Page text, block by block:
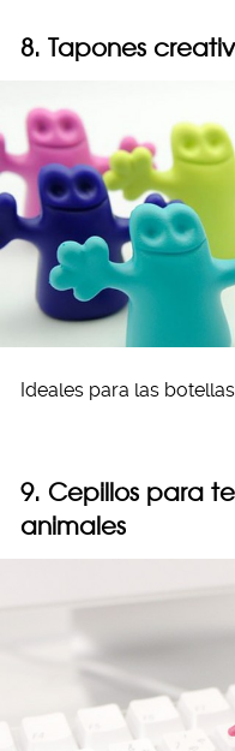
8. Tapones
Ideales para las
9. Cepillos para
animales